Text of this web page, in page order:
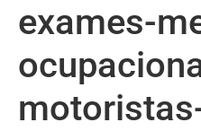
exames-